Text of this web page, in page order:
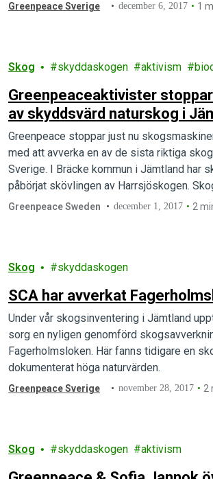
Greenpeace Sverige december 6, 2017 1
Skog skyddaskogen aktivism
Greenpeaceaktivister
av skyddsvärd naturskog i
Greenpeace stoppar just nu
med att avverka en av de sista riktiga
Sverige. I Bräcke kommun i Jämtland har
påbörjat skövlingen av Harrsjöskogen.
gammelskog och ligger dessutom inom ett
Greenpeace Sweden december 1, 2017 2
Skog skyddaskogen
SCA har avverkat
Under vår skogsinventering i Jämtland
sorg en nyligen genomförd
Fagerholmsloken. Här fanns tidigare en
dokumenterat höga naturvärden.
Greenpeace Sverige november 28, 2017 2
Skog skyddaskogen aktivism